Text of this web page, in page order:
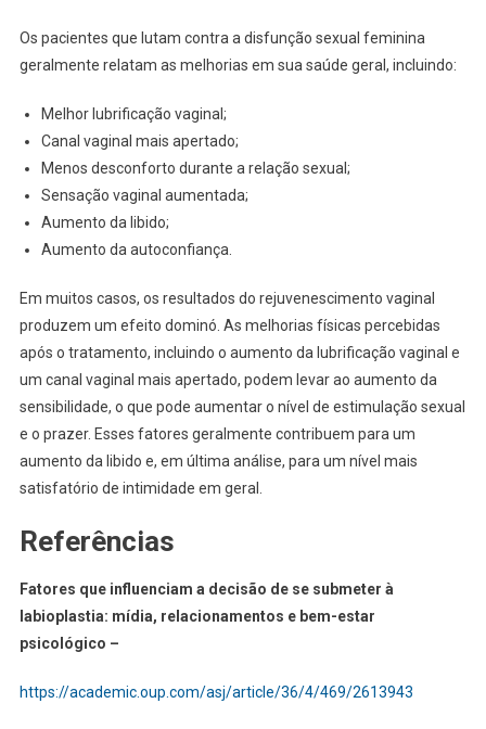
Os pacientes que lutam contra a disfunção sexual feminina
geralmente relatam as melhorias em sua saúde geral, incluindo:
Melhor lubrificação vaginal;
Canal vaginal mais apertado;
Menos desconforto durante a relação sexual;
Sensação vaginal aumentada;
Aumento da libido;
Aumento da autoconfiança.
Em muitos casos, os resultados do rejuvenescimento vaginal
produzem um efeito dominó. As melhorias físicas percebidas
após o tratamento, incluindo o aumento da lubrificação vaginal e
um canal vaginal mais apertado, podem levar ao aumento da
sensibilidade, o que pode aumentar o nível de estimulação sexual
e o prazer. Esses fatores geralmente contribuem para um
aumento da libido e, em última análise, para um nível mais
satisfatório de intimidade em geral.
Referências
Fatores que influenciam a decisão de se submeter à
labioplastia: mídia, relacionamentos e bem-estar
psicológico –
https://academic.oup.com/asj/article/36/4/469/2613943